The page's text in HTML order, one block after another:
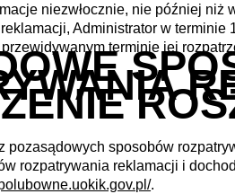
niezwłocznie, nie później
Administrator w
terminie jej
pozasądowych sposobów
rozpatrywania reklamacji i
.